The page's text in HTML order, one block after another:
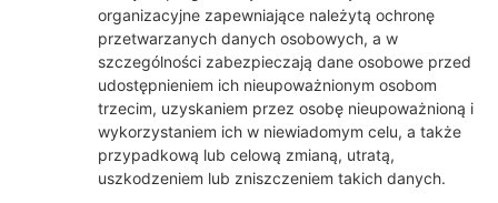
organizacyjne zapewniające należytą ochronę
przetwarzanych danych osobowych, a w
szczególności zabezpieczają dane osobowe przed
udostępnieniem ich nieupoważnionym osobom
trzecim, uzyskaniem przez osobę nieupoważnioną i
wykorzystaniem ich w niewiadomym celu, a także
przypadkową lub celową zmianą, utratą,
uszkodzeniem lub zniszczeniem takich danych.